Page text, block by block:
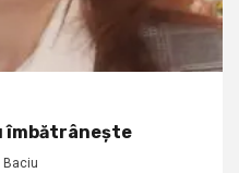
îmbătrânește
Baciu